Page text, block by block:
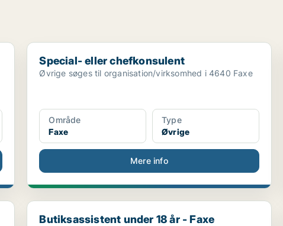
Special- eller chefkonsulent
Special- eller chefkonsulent
Øvrige søges til organisation/virksomhed i 4640 Faxe
Område
Faxe
Type
Øvrige
Mere info
Butiksassistent under 18 år - Faxe
Butiksassistent under 18 år - Faxe